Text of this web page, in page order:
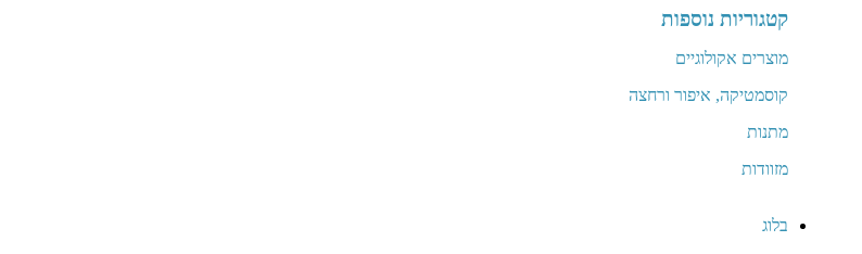
קטגוריות נוספות
מוצרים אקולוגיים
קוסמטיקה, איפור ורחצה
מתנות
מזוודות
בלוג